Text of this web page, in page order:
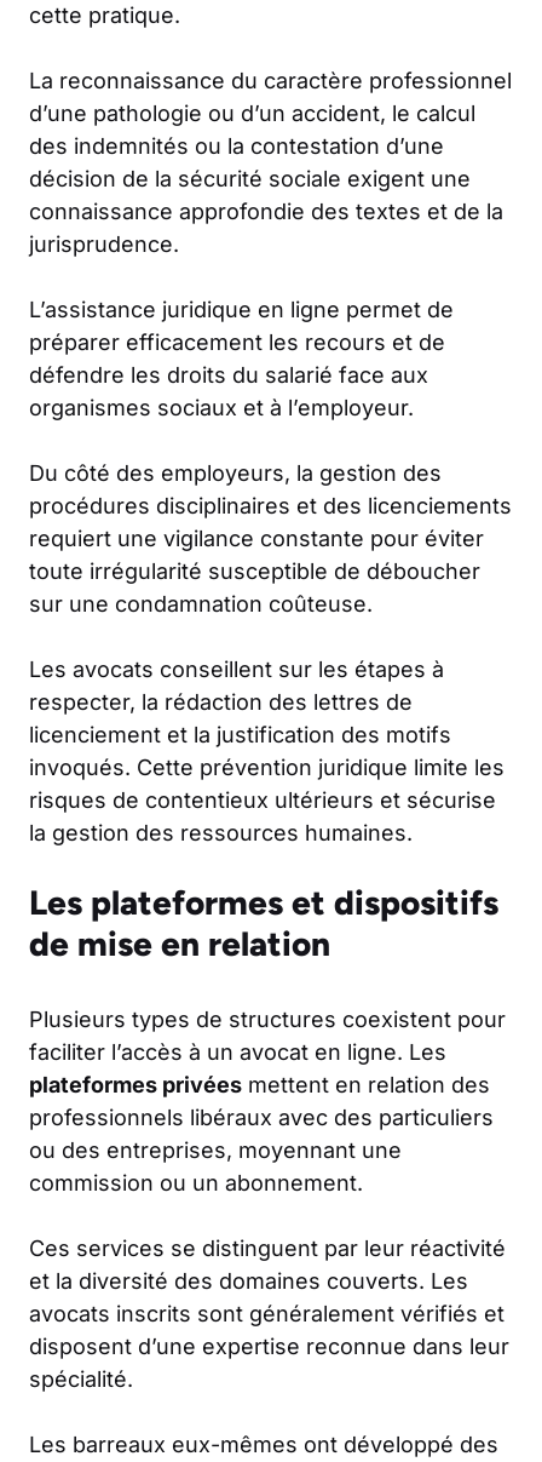
cette pratique.
La reconnaissance du caractère professionnel
d’une pathologie ou d’un accident, le calcul
des indemnités ou la contestation d’une
décision de la sécurité sociale exigent une
connaissance approfondie des textes et de la
jurisprudence.
L’assistance juridique en ligne permet de
préparer efficacement les recours et de
défendre les droits du salarié face aux
organismes sociaux et à l’employeur.
Du côté des employeurs, la gestion des
procédures disciplinaires et des licenciements
requiert une vigilance constante pour éviter
toute irrégularité susceptible de déboucher
sur une condamnation coûteuse.
Les avocats conseillent sur les étapes à
respecter, la rédaction des lettres de
licenciement et la justification des motifs
invoqués. Cette prévention juridique limite les
risques de contentieux ultérieurs et sécurise
la gestion des ressources humaines.
Les plateformes et dispositifs
de mise en relation
Plusieurs types de structures coexistent pour
faciliter l’accès à un avocat en ligne. Les
plateformes privées mettent en relation des
professionnels libéraux avec des particuliers
ou des entreprises, moyennant une
commission ou un abonnement.
Ces services se distinguent par leur réactivité
et la diversité des domaines couverts. Les
avocats inscrits sont généralement vérifiés et
disposent d’une expertise reconnue dans leur
spécialité.
Les barreaux eux-mêmes ont développé des